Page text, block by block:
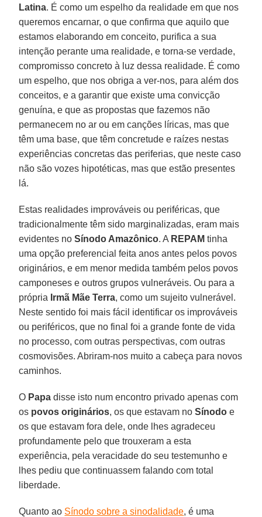
Latina. É como um espelho da realidade em que nos
queremos encarnar, o que confirma que aquilo que
estamos elaborando em conceito, purifica a sua
intenção perante uma realidade, e torna-se verdade,
compromisso concreto à luz dessa realidade. É como
um espelho, que nos obriga a ver-nos, para além dos
conceitos, e a garantir que existe uma convicção
genuína, e que as propostas que fazemos não
permanecem no ar ou em canções líricas, mas que
têm uma base, que têm concretude e raízes nestas
experiências concretas das periferias, que neste caso
não são vozes hipotéticas, mas que estão presentes
lá.
Estas realidades improváveis ou periféricas, que
tradicionalmente têm sido marginalizadas, eram mais
evidentes noSínodo Amazônico. A REPAM tinha
uma opção preferencial feita anos antes pelos povos
originários, e em menor medida também pelos povos
camponeses e outros grupos vulneráveis. Ou para a
própria Irmã Mãe Terra, como um sujeito vulnerável.
Neste sentido foi mais fácil identificar os improváveis
ou periféricos, que no final foi a grande fonte de vida
no processo, com outras perspectivas, com outras
cosmovisões. Abriram-nos muito a cabeça para novos
caminhos.
O Papa disse isto num encontro privado apenas com
os povos originários, os que estavam noSínodo e
os que estavam fora dele, onde lhes agradeceu
profundamente pelo que trouxeram a esta
experiência, pela veracidade do seu testemunho e
lhes pediu que continuassem falando com total
liberdade.
Quanto ao Sínodo sobre a sinodalidade, é uma